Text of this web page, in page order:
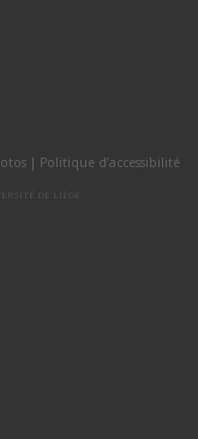
| Politique d’accessibilité
DE LIÈGE